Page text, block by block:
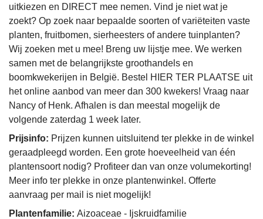
uitkiezen en DIRECT mee nemen. Vind je niet wat je
zoekt? Op zoek naar bepaalde soorten of variëteiten vaste
planten, fruitbomen, sierheesters of andere tuinplanten?
Wij zoeken met u mee! Breng uw lijstje mee. We werken
samen met de belangrijkste groothandels en
boomkwekerijen in België. Bestel HIER TER PLAATSE uit
het online aanbod van meer dan 300 kwekers! Vraag naar
Nancy of Henk. Afhalen is dan meestal mogelijk de
volgende zaterdag 1 week later.
Prijsinfo: Prijzen kunnen uitsluitend ter plekke in de winkel
geraadpleegd worden. Een grote hoeveelheid van één
plantensoort nodig? Profiteer dan van onze volumekorting!
Meer info ter plekke in onze plantenwinkel. Offerte
aanvraag per mail is niet mogelijk!
Plantenfamilie: Aizoaceae - Ijskruidfamilie